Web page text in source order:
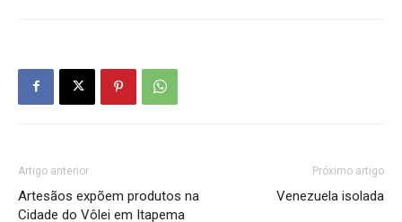
Artigo anterior
Artesãos expõem produtos na
Cidade do Vôlei em Itapema
Próximo artigo
Venezuela isolada